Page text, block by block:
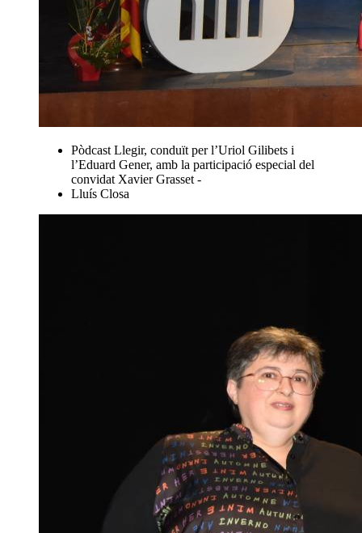
Pòdcast Llegir, conduït per l’Uriol Gilibets i
l’Eduard Gener, amb la participació especial del
convidat Xavier Grasset -
Lluís Closa